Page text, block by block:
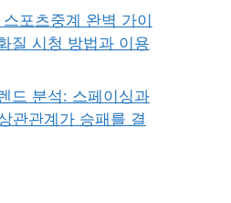
포츠중계 완벽 가이
질 시청 방법과 이용
드 분석: 스페이싱과
관관계가 승패를 결